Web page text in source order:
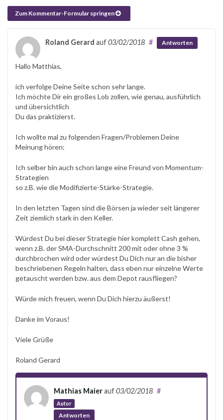
Zum Kommentar-Formular springen
Roland Gerard auf03/02/2018 # Antworten
Hallo Matthias,
ich verfolge Deine Seite schon sehr lange.
Ich möchte Dir ein großes Lob zollen, wie genau, ausführlich
und übersichtlich
Du das praktizierst.
Ich wollte mal zu folgenden Fragen/Problemen Deine
Meinung hören:
Ich selber bin auch schon lange eine Freund von Momentum-
Strategien
so z.B. wie die Modifizierte-Stärke-Strategie.
In den letzten Tagen sind die Börsen ja wieder seit längerer
Zeit ziemlich stark in den Keller.
Würdest Du bei dieser Strategie hier komplett Cash gehen,
wenn z.B. der SMA-Durchschnitt 200 mit oder ohne 3 %
durchbrochen wird oder würdest Du Dich nur an die bisher
beschriebenen Regeln halten, dass eben nur einzelne Werte
getauscht werden bzw. aus dem Depot rausfliegen?
Würde mich freuen, wenn Du Dich hierzu äußerst!
Danke im Voraus!
Viele Grüße
Roland Gerard
Mathias Maierauf03/02/2018
Autor
#
Antworten